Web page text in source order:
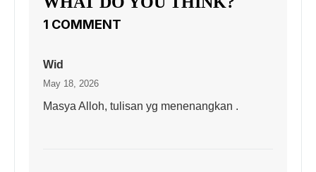
1 COMMENT
Wid
May 18, 2026
Masya Alloh, tulisan yg menenangkan .